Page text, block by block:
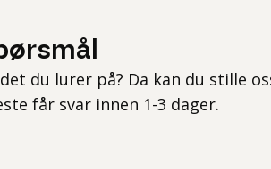
du lurer på? Da kan du stille
får svar innen 1-3 dager.